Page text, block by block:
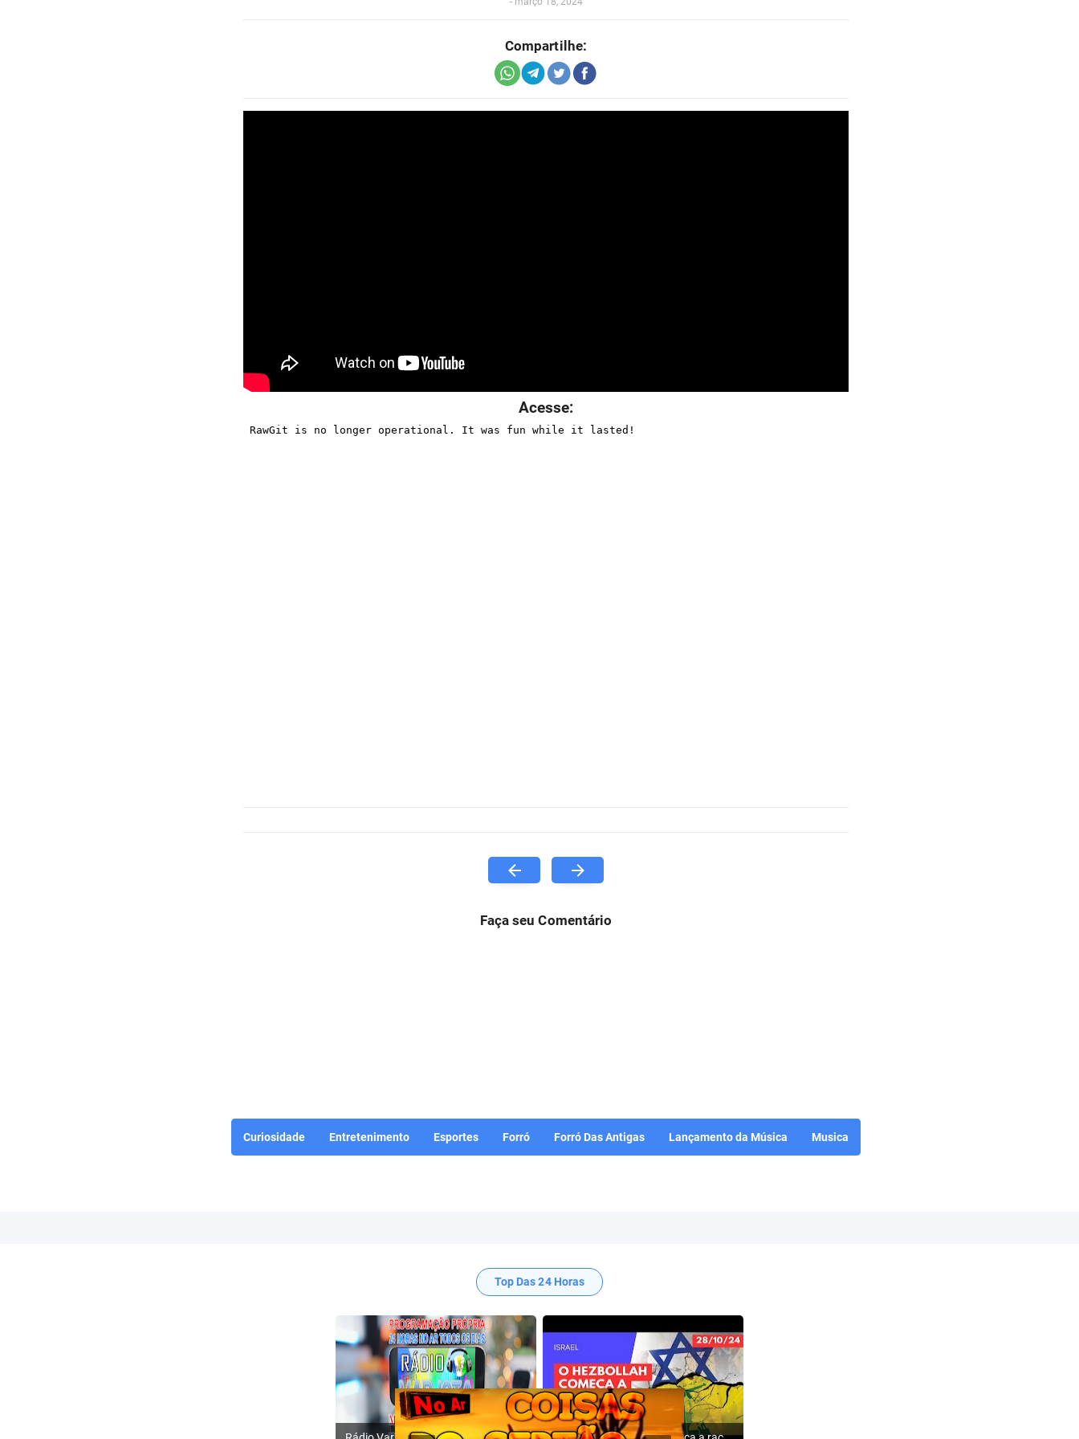
Compartilhe:
Acesse:
Faça seu Comentário
Curiosidade Entretenimento Esportes Forró Forró Das Antigas Lançamento da Música Musica
Top Das 24 Horas